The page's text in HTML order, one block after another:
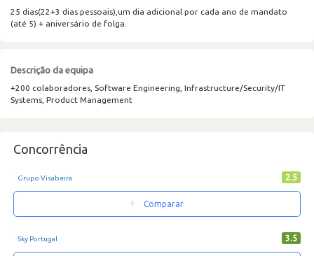
25 dias(22+3 dias pessoais),um dia adicional por cada ano de mandato
(até 5) + aniversário de folga.
Descrição da equipa
+200 colaboradores, Software Engineering, Infrastructure/Security/IT
Systems, Product Management
Concorrência
Grupo Visabeira 2.5
Comparar
Sky Portugal 3.5